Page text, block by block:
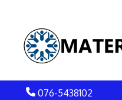
076-5438102